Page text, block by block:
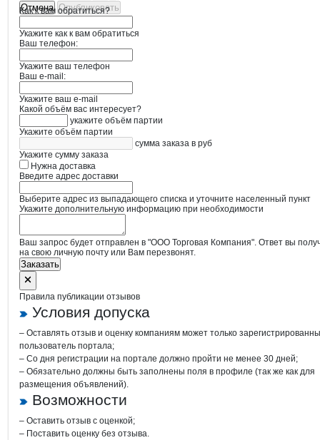
Отмена Опубликовать
Как к вам обратиться?
Укажите как к вам обратиться
Ваш телефон:
Укажите ваш телефон
Ваш e-mail:
Укажите ваш e-mail
Какой объём вас интересует?
укажите объём партии
Укажите объём партии
сумма заказа в руб
Укажите сумму заказа
Нужна доставка
Введите адрес доставки
Выберите адрес из выпадающего списка и уточните населенный пункт
Укажите дополнительную информацию при необходимости
Ваш запрос будет отправлен в "ООО Торговая Компания". Ответ вы
на свою личную почту или Вам перезвонят.
Заказать
Правила публикации отзывов
Условия допуска
– Оставлять отзыв и оценку компаниям может только
пользователь портала;
– Со дня регистрации на портале должно пройти не менее 30 дней;
– Обязательно должны быть заполнены поля в профиле (так же как для
размещения объявлений).
Возможности
– Оставить отзыв с оценкой;
– Поставить оценку без отзыва.